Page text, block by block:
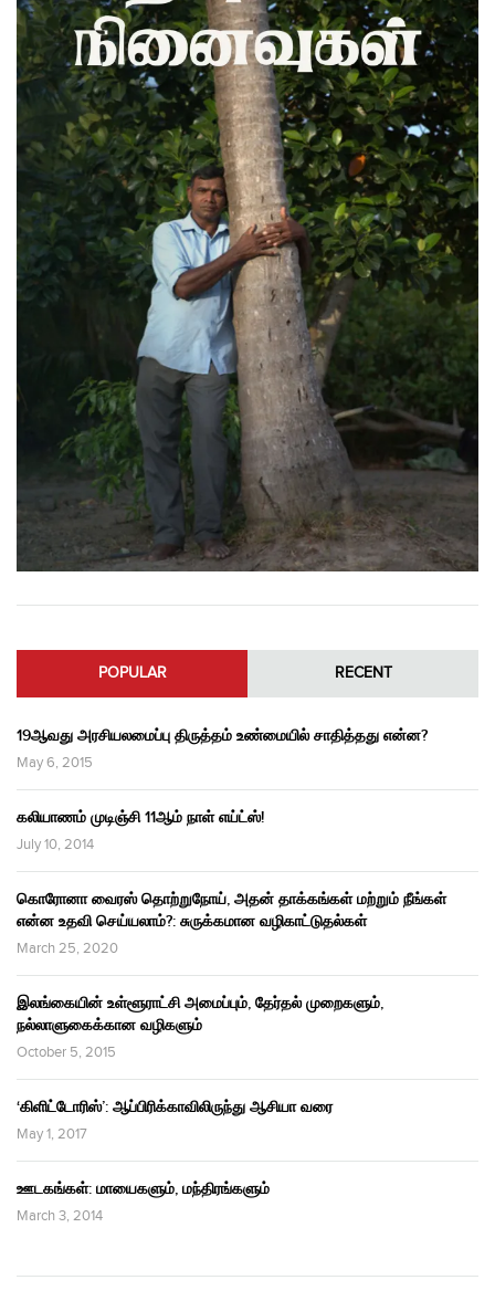
POPULAR RECENT
19ஆவது அரசியலமைப்பு திருத்தம் உண்மையில் சாதித்தது என்ன?
May 6, 2015
கலியாணம் முடிஞ்சி 11ஆம் நாள் எய்ட்ஸ்!
July 10, 2014
கொரோனா வைரஸ் தொற்றுநோய், அதன் தாக்கங்கள் மற்றும் நீங்கள்
என்ன உதவி செய்யலாம்?: சுருக்கமான வழிகாட்டுதல்கள்
March 25, 2020
இலங்கையின் உள்ளூராட்சி அமைப்பும், தேர்தல் முறைகளும்,
நல்லாளுகைக்கான வழிகளும்
October 5, 2015
‘கிளிட்டோரிஸ்’: ஆப்பிரிக்காவிலிருந்து ஆசியா வரை
May 1, 2017
ஊடகங்கள்: மாயைகளும், மந்திரங்களும்
March 3, 2014